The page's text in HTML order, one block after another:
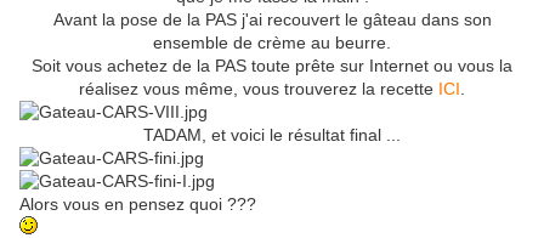
Avant la pose de la PAS j'ai recouvert le gâteau dans son
ensemble de crème au beurre.
Soit vous achetez de la PAS toute prête sur Internet ou vous la
réalisez vous même, vous trouverez la recette ICI
TADAM, et voici le résultat final ...
Alors vous en pensez quoi ???